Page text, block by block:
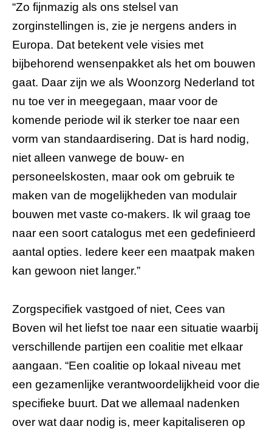
“Zo fijnmazig als ons stelsel van
zorginstellingen is, zie je nergens anders in
Europa. Dat betekent vele visies met
bijbehorend wensenpakket als het om bouwen
gaat. Daar zijn we als Woonzorg Nederland tot
nu toe ver in meegegaan, maar voor de
komende periode wil ik sterker toe naar een
vorm van standaardisering. Dat is hard nodig,
niet alleen vanwege de bouw- en
personeelskosten, maar ook om gebruik te
maken van de mogelijkheden van modulair
bouwen met vaste co-makers. Ik wil graag toe
naar een soort catalogus met een gedefinieerd
aantal opties. Iedere keer een maatpak maken
kan gewoon niet langer.”
Zorgspecifiek vastgoed of niet, Cees van
Boven wil het liefst toe naar een situatie waarbij
verschillende partijen een coalitie met elkaar
aangaan. “Een coalitie op lokaal niveau met
een gezamenlijke verantwoordelijkheid voor die
specifieke buurt. Dat we allemaal nadenken
over wat daar nodig is, meer kapitaliseren op